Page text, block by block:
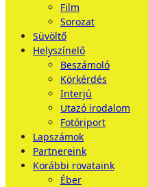
Film
Sorozat
Süvöltő
Helyszínelő
Beszámoló
Körkérdés
Interjú
Utazó irodalom
Fotóriport
Lapszámok
Partnereink
Korábbi rovataink
Éber